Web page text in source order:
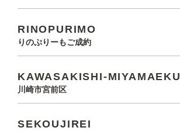
RINOPURIMO
りのぷりーもご成約
KAWASAKISHI-MIYAMAEKU
川崎市宮前区
SEKOUJIREI